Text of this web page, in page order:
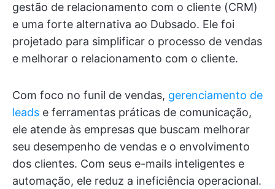
gestão de relacionamento com o cliente (CRM)
e uma forte alternativa ao Dubsado. Ele foi
projetado para simplificar o processo de vendas
e melhorar o relacionamento com o cliente.
Com foco no funil de vendas, gerenciamento de
leads e ferramentas práticas de comunicação,
ele atende às empresas que buscam melhorar
seu desempenho de vendas e o envolvimento
dos clientes. Com seus e-mails inteligentes e
automação, ele reduz a ineficiência operacional.